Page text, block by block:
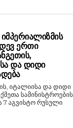
ᲔᲠᲗᲘ
ᲓᲐ ᲓᲘᲓᲘ
იტალიისა და დიდი
სამინისტროების
7 აგვისტო რუსული